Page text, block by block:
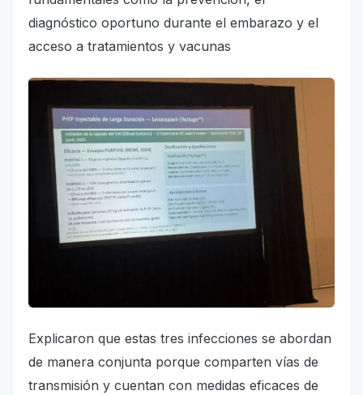
diagnóstico oportuno durante el embarazo y el
acceso a tratamientos y vacunas
Explicaron que estas tres infecciones se abordan
de manera conjunta porque comparten vías de
transmisión y cuentan con medidas eficaces de